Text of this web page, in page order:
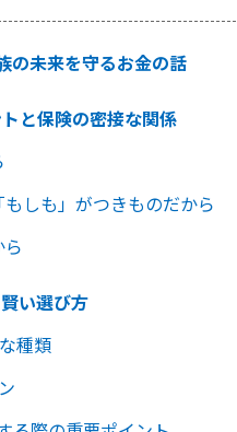
の未来を守るお金の話
と保険の密接な関係
しも」がつきものだから
い選び方
種類